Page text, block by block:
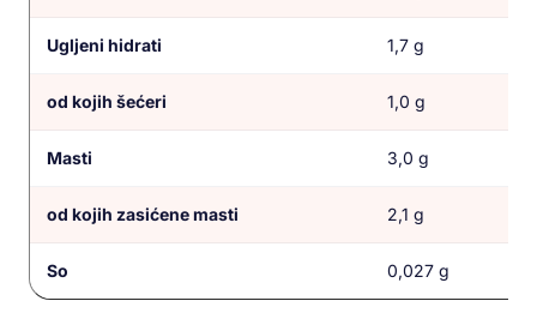
Ugljeni hidrati 1,7 g
od kojih šećeri 1,0 g
Masti 3,0 g
od kojih zasićene masti 2,1 g
So 0,027 g